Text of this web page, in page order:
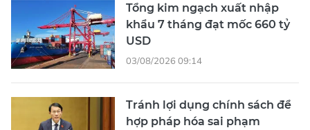
Tổng kim ngạch xuất nhập
khẩu 7 tháng đạt mốc 660 tỷ
USD
03/08/2026 09:14
Tránh lợi dụng chính sách để
hợp pháp hóa sai phạm